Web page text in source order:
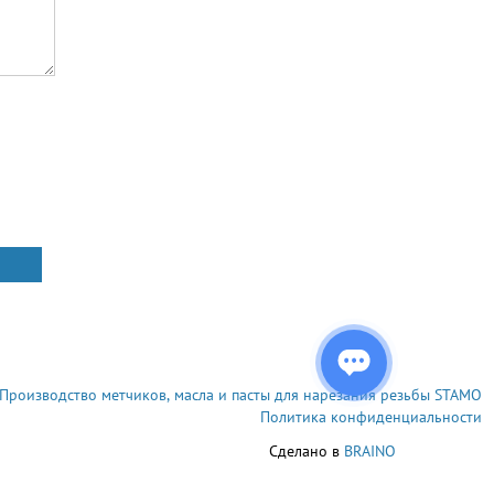
Производство метчиков, масла и пасты для нарезания резьбы STAMO
Политика конфиденциальности
Сделано в BRAINO